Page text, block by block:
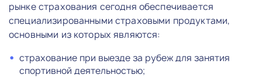
рынке страхования сегодня обеспечивается
специализированными страховыми продуктами,
основными из которых являются:
страхование при выезде за рубеж для занятия
спортивной деятельностью;